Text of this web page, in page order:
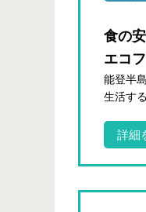
食の
エコ
能登半
生活す
詳細